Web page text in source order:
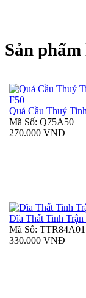
Sản
Quả Cầu Thuỷ
Mã Số: Q75A50
270.000 VNĐ
Dĩa Thất Tinh
Mã Số: TTR84A01
330.000 VNĐ